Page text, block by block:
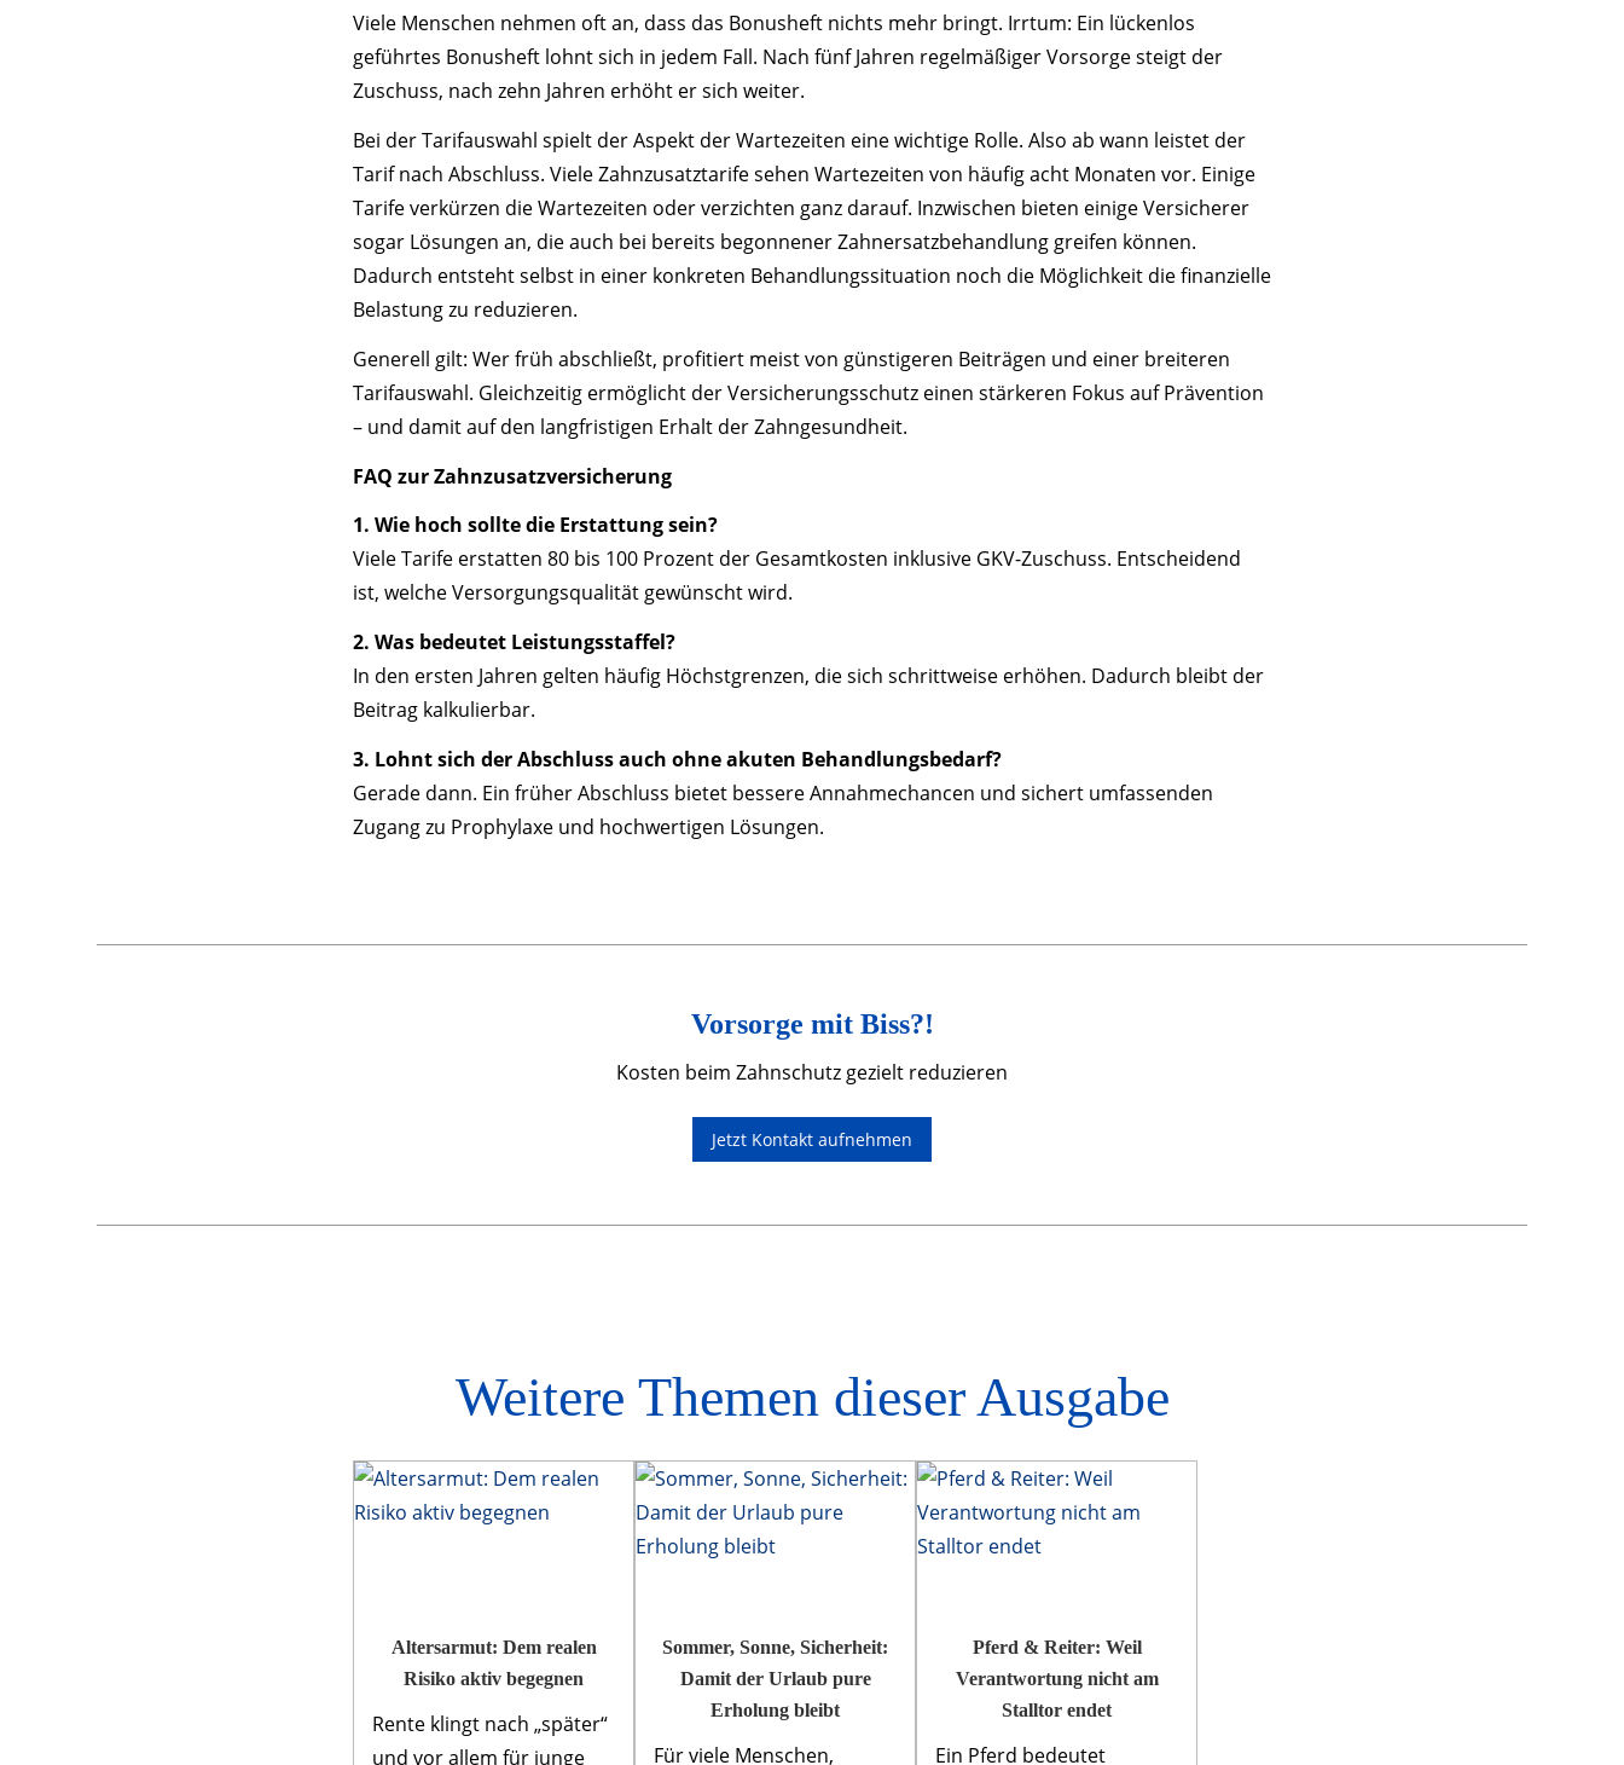
Viele Menschen nehmen oft an, dass das Bonusheft nichts mehr bringt. Irrtum: Ein lückenlos
geführtes Bonusheft lohnt sich in jedem Fall. Nach fünf Jahren regelmäßiger Vorsorge steigt der
Zuschuss, nach zehn Jahren erhöht er sich weiter.
Bei der Tarifauswahl spielt der Aspekt der Wartezeiten eine wichtige Rolle. Also ab wann leistet der
Tarif nach Abschluss. Viele Zahnzusatztarife sehen Wartezeiten von häufig acht Monaten vor. Einige
Tarife verkürzen die Wartezeiten oder verzichten ganz darauf. Inzwischen bieten einige Versicherer
sogar Lösungen an, die auch bei bereits begonnener Zahnersatzbehandlung greifen können.
Dadurch entsteht selbst in einer konkreten Behandlungssituation noch die Möglichkeit die finanzielle
Belastung zu reduzieren.
Generell gilt: Wer früh abschließt, profitiert meist von günstigeren Beiträgen und einer breiteren
Tarifauswahl. Gleichzeitig ermöglicht der Versicherungsschutz einen stärkeren Fokus auf Prävention
– und damit auf den langfristigen Erhalt der Zahngesundheit.
FAQ zur Zahnzusatzversicherung
1. Wie hoch sollte die Erstattung sein?
Viele Tarife erstatten 80 bis 100 Prozent der Gesamtkosten inklusive GKV-Zuschuss. Entscheidend
ist, welche Versorgungsqualität gewünscht wird.
2. Was bedeutet Leistungsstaffel?
In den ersten Jahren gelten häufig Höchstgrenzen, die sich schrittweise erhöhen. Dadurch bleibt der
Beitrag kalkulierbar.
3. Lohnt sich der Abschluss auch ohne akuten Behandlungsbedarf?
Gerade dann. Ein früher Abschluss bietet bessere Annahmechancen und sichert umfassenden
Zugang zu Prophylaxe und hochwertigen Lösungen.
Vorsorge mit Biss?!
Kosten beim Zahnschutz gezielt reduzieren
Jetzt Kontakt aufnehmen
Weitere Themen dieser Ausgabe
Altersarmut: Dem realen
Risiko aktiv begegnen
Rente klingt nach „später“
und vor allem für junge
Sommer, Sonne, Sicherheit:
Damit der Urlaub pure
Erholung bleibt
Für viele Menschen,
Pferd & Reiter: Weil
Verantwortung nicht am
Stalltor endet
Ein Pferd bedeutet